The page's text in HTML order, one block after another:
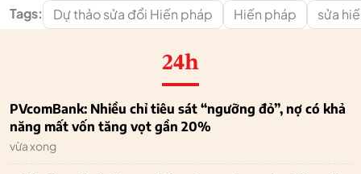
Tags: Dự thảo sửa đổi Hiến pháp Hiến pháp sửa
24h
PVcomBank: Nhiều chỉ tiêu sát “ngưỡng đỏ”, nợ có khả
năng mất vốn tăng vọt gần 20%
vừa xong